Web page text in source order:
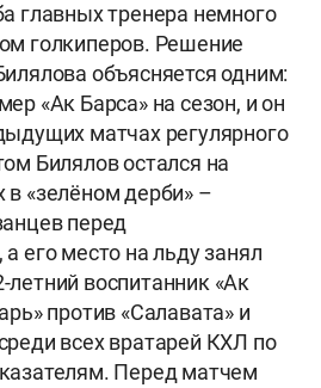
главных тренера немного
голкиперов. Решение
объясняется одним:
«Ак Барса» на сезон, и он
матчах регулярного
Билялов остался на
«зелёном дерби» –
перед
его место на льду занял
летний воспитанник «Ак
против «Салавата» и
всех вратарей КХЛ по
Перед матчем